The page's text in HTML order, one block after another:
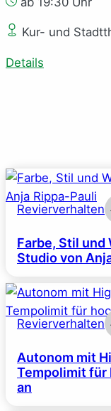
Kur- und
Details
Revierverhalten
Farbe, Stil und
Studio von
Revierverhalten
Autonom mit
Tempolimit für
an